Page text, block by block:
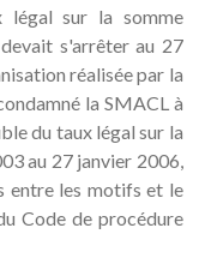
légal sur la somme
s'arrêter au 27
réalisée par la
la SMACL à
du taux légal sur la
au 27 janvier 2006,
entre les motifs et le
Code de procédure